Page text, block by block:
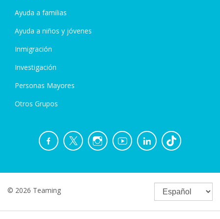
Ayuda a familias
Ayuda a niños y jóvenes
Inmigración
Investigación
Personas Mayores
Otros Grupos
© 2026 Teaming